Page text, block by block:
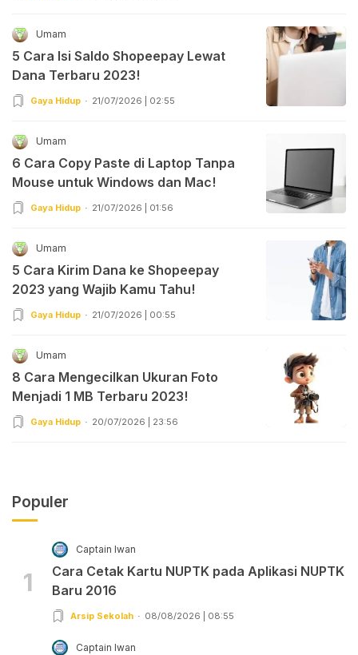
Umam
5 Cara Isi Saldo Shopeepay Lewat
Dana Terbaru 2023!
Gaya Hidup 21/07/2026 | 02:55
Umam
6 Cara Copy Paste di Laptop Tanpa
Mouse untuk Windows dan Mac!
Gaya Hidup 21/07/2026 | 01:56
Umam
5 Cara Kirim Dana ke Shopeepay
2023 yang Wajib Kamu Tahu!
Gaya Hidup 21/07/2026 | 00:55
Umam
8 Cara Mengecilkan Ukuran Foto
Menjadi 1 MB Terbaru 2023!
Gaya Hidup 20/07/2026 | 23:56
Populer
1
Captain Iwan
Cara Cetak Kartu NUPTK pada Aplikasi NUPTK
Baru 2016
Arsip Sekolah 08/08/2026 | 08:55
Captain Iwan